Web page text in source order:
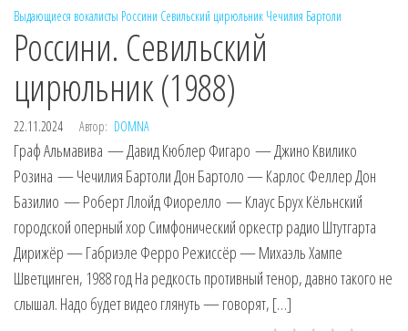
Выдающиеся вокалисты Россини Севильский цирюльник Чечилия Бартоли
Россини. Севильский
цирюльник (1988)
22.11.2024 Автор: DOMNA
Граф Альмавива — Давид Кюблер Фигаро — Джино Квилико
Розина — Чечилия Бартоли Дон Бартоло — Карлос Феллер Дон
Базилио — Роберт Ллойд Фиорелло — Клаус Брух Кёльнский
городской оперный хор Симфонический оркестр радио Штутгарта
Дирижёр — Габриэле Ферро Режиссёр — Михаэль Хампе
Шветцинген, 1988 год На редкость противный тенор, давно такого не
слышал. Надо будет видео глянуть — говорят, […]